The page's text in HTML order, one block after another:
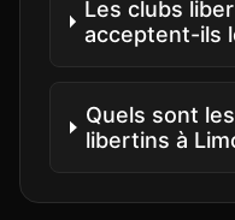
Les clubs
acceptent-ils
Quels sont
libertins à